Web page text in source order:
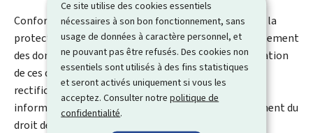
Ce site utilise des cookies essentiels
nécessaires à son bon fonctionnement, sans
usage de données à caractère personnel, et
ne pouvant pas être refusés. Des cookies non
essentiels sont utilisés à des fins statistiques
et seront activés uniquement si vous les
acceptez. Consulter notrepolitique de
confidentialité.
Conformément au règlement (UE) 2016/679 relatif à la
protection des personnes physiques à l'égard du traitement
des données à caractère personnel et à la libre circulation
de ces données, vous bénéficiez d’un droit d’accès, de
rectification et le cas échéant d’effacement des
informations vous concernant. Vous disposez également du
droit de retirer votre consentement à tout moment.